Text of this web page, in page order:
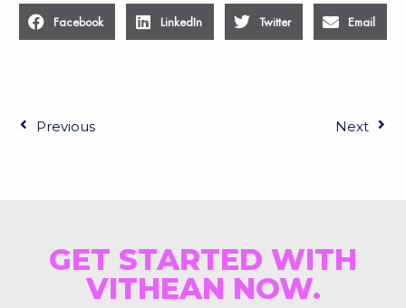
Facebook LinkedIn Twitter Email
Previous Next
GET STARTED WITH
VITHEAN NOW.